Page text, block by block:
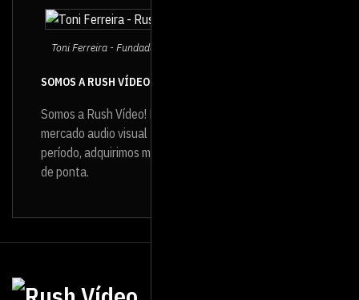
Toni Ferreira - Fundador e Diretor da Rush Vídeo
SOMOS A RUSH VÍDEO
Somos a Rush Vídeo! Produtora de vídeo que atua no
mercado audio visual
período, adquirimos muita experiência e infraestrutura
de ponta.